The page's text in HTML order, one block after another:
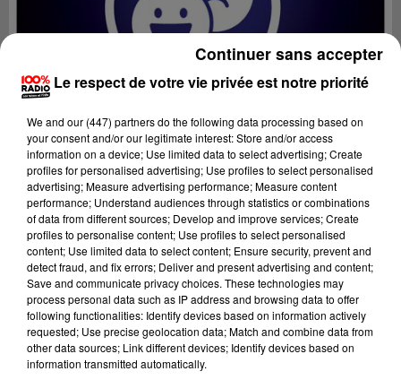
Lecture (2 min 39 sec)
Fred Bompard
Le billet de Fred sur 100% radio
Le respect de votre vie privée est notre priorité
We and our (447) partnersdo the following data processing based on
your consent and/or our legitimate interest: Store and/or access
information on a device; Use limited data to select advertising; Create
profiles for personalised advertising; Use profiles to select personalised
advertising; Measure advertising performance; Measure content
performance; Understand audiences through statistics or combinations
of data from different sources; Develop and improve services; Create
profiles to personalise content; Use profiles to select personalised
content; Use limited data to select content; Ensure security, prevent and
detect fraud, and fix errors; Deliver and present advertising and content;
Save and communicate privacy choices. These technologies may
process personal data such as IP address and browsing data to offer
following functionalities: Identify devices based on information actively
requested; Use precise geolocation data; Match and combine data from
other data sources; Link different devices; Identify devices based on
information transmitted automatically.
Continuer sans accepter